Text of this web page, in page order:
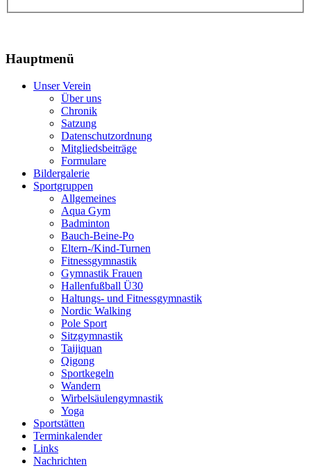
Hauptmenü
Unser Verein
Über uns
Chronik
Satzung
Datenschutzordnung
Mitgliedsbeiträge
Formulare
Bildergalerie
Sportgruppen
Allgemeines
Aqua Gym
Badminton
Bauch-Beine-Po
Eltern-/Kind-Turnen
Fitnessgymnastik
Gymnastik Frauen
Hallenfußball Ü30
Haltungs- und Fitnessgymnastik
Nordic Walking
Pole Sport
Sitzgymnastik
Taijiquan
Qigong
Sportkegeln
Wandern
Wirbelsäulengymnastik
Yoga
Sportstätten
Terminkalender
Links
Nachrichten